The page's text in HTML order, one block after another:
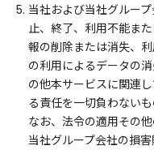
5. 当社および当社グルー
止、終了、利用不能ま
報の削除または消失、
の利用によるデータの
の他本サービスに関連
る責任を一切負わないも
なお、法令の適用その
当社グループ会社の損